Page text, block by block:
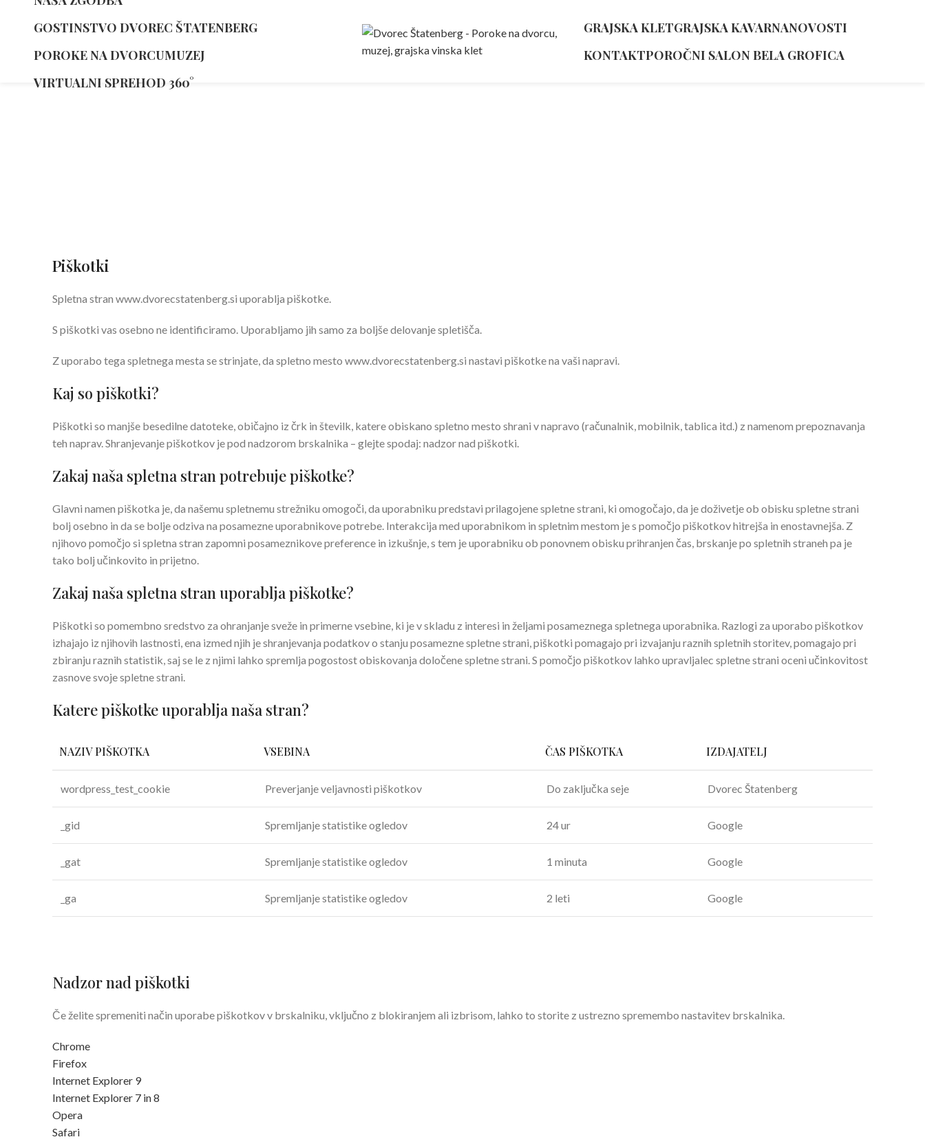
GOSTINSTVO DVOREC ŠTATENBERG
POROKE NA DVORCUMUZEJ
VIRTUALNI SPREHOD 360°
GRAJSKA KLETGRAJSKA KAVARNANOVOSTI
KONTAKTPOROČNI SALON BELA GROFICA
Piškotki
Spletna stran www.dvorecstatenberg.si uporablja piškotke.
S piškotki vas osebno ne identificiramo. Uporabljamo jih samo za boljše delovanje spletišča.
Z uporabo tega spletnega mesta se strinjate, da spletno mesto www.dvorecstatenberg.si nastavi piškotke na vaši napravi.
Kaj so piškotki?
Piškotki so manjše besedilne datoteke, običajno iz črk in številk, katere obiskano spletno mesto shrani v napravo (računalnik, mobilnik, tablica itd.) z namenom prepoznavanja
teh naprav. Shranjevanje piškotkov je pod nadzorom brskalnika – glejte spodaj: nadzor nad piškotki.
Zakaj naša spletna stran potrebuje piškotke?
Glavni namen piškotka je, da našemu spletnemu strežniku omogoči, da uporabniku predstavi prilagojene spletne strani, ki omogočajo, da je doživetje ob obisku spletne strani
bolj osebno in da se bolje odziva na posamezne uporabnikove potrebe. Interakcija med uporabnikom in spletnim mestom je s pomočjo piškotkov hitrejša in enostavnejša. Z
njihovo pomočjo si spletna stran zapomni posameznikove preference in izkušnje, s tem je uporabniku ob ponovnem obisku prihranjen čas, brskanje po spletnih straneh pa je
tako bolj učinkovito in prijetno.
Zakaj naša spletna stran uporablja piškotke?
Piškotki so pomembno sredstvo za ohranjanje sveže in primerne vsebine, ki je v skladu z interesi in željami posameznega spletnega uporabnika. Razlogi za uporabo piškotkov
izhajajo iz njihovih lastnosti, ena izmed njih je shranjevanja podatkov o stanju posamezne spletne strani, piškotki pomagajo pri izvajanju raznih spletnih storitev, pomagajo pri
zbiranju raznih statistik, saj se le z njimi lahko spremlja pogostost obiskovanja določene spletne strani. S pomočjo piškotkov lahko upravljalec spletne strani oceni učinkovitost
zasnove svoje spletne strani.
Katere piškotke uporablja naša stran?
NAZIV PIŠKOTKA VSEBINA ČAS PIŠKOTKA IZDAJATELJ
wordpress_test_cookie Preverjanje veljavnosti piškotkov Do zaključka seje Dvorec Štatenberg
_gid Spremljanje statistike ogledov 24 ur Google
_gat Spremljanje statistike ogledov 1 minuta Google
_ga Spremljanje statistike ogledov 2 leti Google
Nadzor nad piškotki
Če želite spremeniti način uporabe piškotkov v brskalniku, vključno z blokiranjem ali izbrisom, lahko to storite z ustrezno spremembo nastavitev brskalnika.
Chrome
Firefox
Internet Explorer 9
Internet Explorer 7 in 8
Opera
Safari